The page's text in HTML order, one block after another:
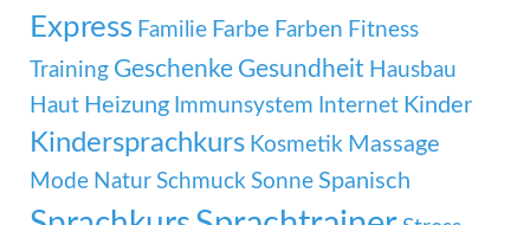
Express Familie Farbe Farben Fitness
Training Geschenke Gesundheit Hausbau
Haut Heizung Immunsystem Internet Kinder
Kindersprachkurs Kosmetik Massage
Mode Natur Schmuck Sonne Spanisch